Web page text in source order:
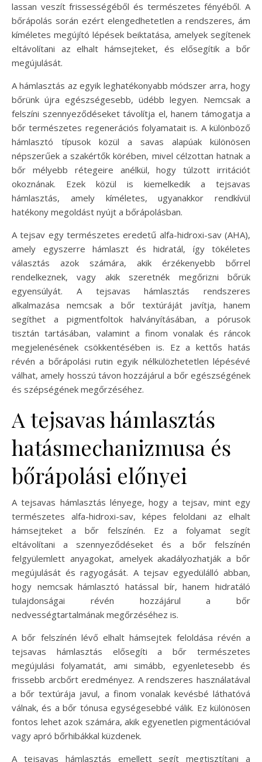
lassan veszít frissességéből és természetes fényéből. A
bőrápolás során ezért elengedhetetlen a rendszeres, ám
kíméletes megújító lépések beiktatása, amelyek segítenek
eltávolítani az elhalt hámsejteket, és elősegítik a bőr
megújulását.
A hámlasztás az egyik leghatékonyabb módszer arra, hogy
bőrünk újra egészségesebb, üdébb legyen. Nemcsak a
felszíni szennyeződéseket távolítja el, hanem támogatja a
bőr természetes regenerációs folyamatait is. A különböző
hámlasztó típusok közül a savas alapúak különösen
népszerűek a szakértők körében, mivel célzottan hatnak a
bőr mélyebb rétegeire anélkül, hogy túlzott irritációt
okoznának. Ezek közül is kiemelkedik a tejsavas
hámlasztás, amely kíméletes, ugyanakkor rendkívül
hatékony megoldást nyújt a bőrápolásban.
A tejsav egy természetes eredetű alfa-hidroxi-sav (AHA),
amely egyszerre hámlaszt és hidratál, így tökéletes
választás azok számára, akik érzékenyebb bőrrel
rendelkeznek, vagy akik szeretnék megőrizni bőrük
egyensúlyát. A tejsavas hámlasztás rendszeres
alkalmazása nemcsak a bőr textúráját javítja, hanem
segíthet a pigmentfoltok halványításában, a pórusok
tisztán tartásában, valamint a finom vonalak és ráncok
megjelenésének csökkentésében is. Ez a kettős hatás
révén a bőrápolási rutin egyik nélkülözhetetlen lépésévé
válhat, amely hosszú távon hozzájárul a bőr egészségének
és szépségének megőrzéséhez.
A tejsavas hámlasztás
hatásmechanizmusa és
bőrápolási előnyei
A tejsavas hámlasztás lényege, hogy a tejsav, mint egy
természetes alfa-hidroxi-sav, képes feloldani az elhalt
hámsejteket a bőr felszínén. Ez a folyamat segít
eltávolítani a szennyeződéseket és a bőr felszínén
felgyülemlett anyagokat, amelyek akadályozhatják a bőr
megújulását és ragyogását. A tejsav egyedülálló abban,
hogy nemcsak hámlasztó hatással bír, hanem hidratáló
tulajdonságai révén hozzájárul a bőr
nedvességtartalmának megőrzéséhez is.
A bőr felszínén lévő elhalt hámsejtek feloldása révén a
tejsavas hámlasztás elősegíti a bőr természetes
megújulási folyamatát, ami simább, egyenletesebb és
frissebb arcbőrt eredményez. A rendszeres használatával
a bőr textúrája javul, a finom vonalak kevésbé láthatóvá
válnak, és a bőr tónusa egységesebbé válik. Ez különösen
fontos lehet azok számára, akik egyenetlen pigmentációval
vagy apró bőrhibákkal küzdenek.
A tejsavas hámlasztás emellett segít megtisztítani a